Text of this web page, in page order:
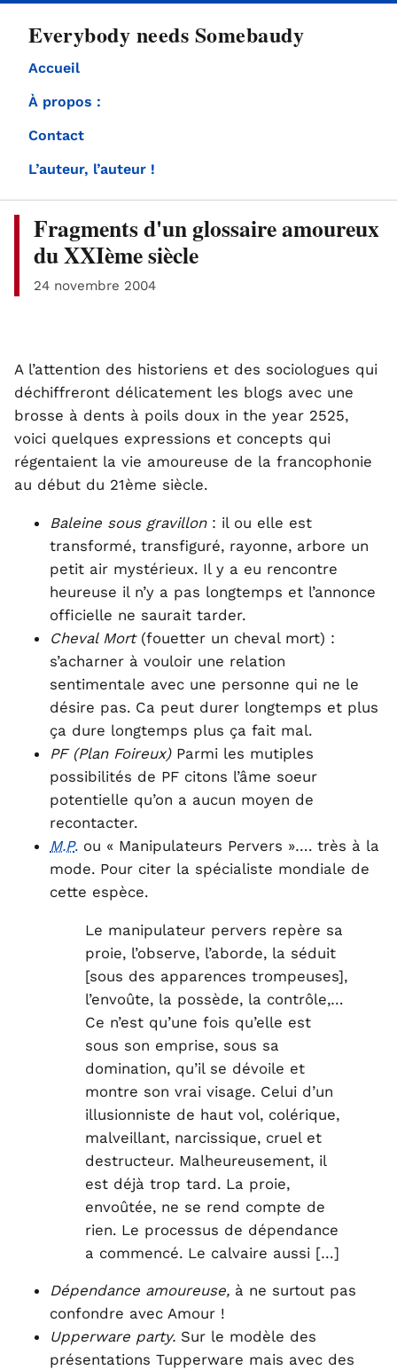
Everybody needs Somebaudy
Accueil
À propos :
Contact
L’auteur, l’auteur !
Fragments d'un glossaire amoureux
du XXIème siècle
24 novembre 2004
A l’attention des historiens et des sociologues qui
déchiffreront délicatement les blogs avec une
brosse à dents à poils doux in the year 2525,
voici quelques expressions et concepts qui
régentaient la vie amoureuse de la francophonie
au début du 21ème siècle.
Baleine sous gravillon: il ou elle est
transformé, transfiguré, rayonne, arbore un
petit air mystérieux. Il y a eu rencontre
heureuse il n’y a pas longtemps et l’annonce
officielle ne saurait tarder.
Cheval Mort(fouetter un cheval mort) :
s’acharner à vouloir une relation
sentimentale avec une personne qui ne le
désire pas. Ca peut durer longtemps et plus
ça dure longtemps plus ça fait mal.
PF (Plan Foireux) Parmi les mutiples
possibilités de PF citons l’âme soeur
potentielle qu’on a aucun moyen de
recontacter.
M.P. ou « Manipulateurs Pervers »…. très à la
mode. Pour citer la spécialiste mondiale de
cette espèce.
Le manipulateur pervers repère sa
proie, l’observe, l’aborde, la séduit
[sous des apparences trompeuses],
l’envoûte, la possède, la contrôle,…
Ce n’est qu’une fois qu’elle est
sous son emprise, sous sa
domination, qu’il se dévoile et
montre son vrai visage. Celui d’un
illusionniste de haut vol, colérique,
malveillant, narcissique, cruel et
destructeur. Malheureusement, il
est déjà trop tard. La proie,
envoûtée, ne se rend compte de
rien. Le processus de dépendance
a commencé. Le calvaire aussi […]
Dépendance amoureuse, à ne surtout pas
confondre avec Amour !
Upperware party. Sur le modèle des
présentations Tupperware mais avec des